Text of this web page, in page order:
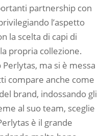
partnership con
l’aspetto
la scelta di capi di
propria collezione.
ma si è messa
compare anche come
brand, indossando gli
al suo team, sceglie
è il grande